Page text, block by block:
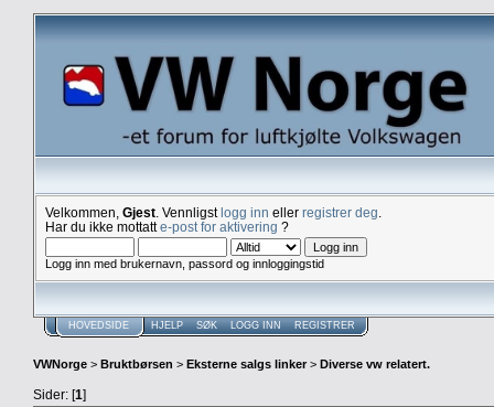
Velkommen, Gjest . Vennligstlogg inn eller registrer deg
Har du ikke mottatte-post for aktivering ?
Logg inn med brukernavn, passord og innloggingstid
HOVEDSIDE HJELP SØK LOGG INN REGISTRER
VWNorge > Bruktbørsen > Eksterne salgs linker> Diverse vw relatert.
Sider: [1]